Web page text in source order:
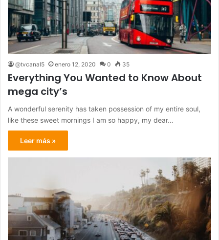
@tvcanal5 enero 12, 2020 0 35
Everything You Wanted to Know About
mega city’s
A wonderful serenity has taken possession of my entire soul,
like these sweet mornings I am so happy, my dear…
Leer más »